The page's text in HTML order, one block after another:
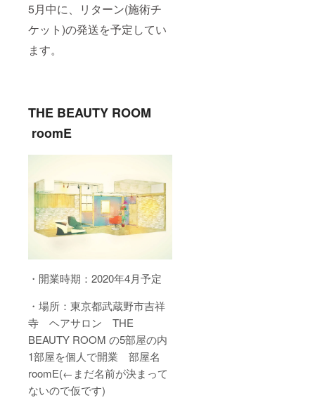
5月中に、リターン(施術チ
ケット)の発送を予定してい
ます。
THE BEAUTY ROOM
roomE
・開業時期：2020年4月予定
・場所：東京都武蔵野市吉祥
寺 ヘアサロン THE
BEAUTY ROOM の5部屋の内
1部屋を個人で開業 部屋名
roomE(←まだ名前が決まって
ないので仮です)